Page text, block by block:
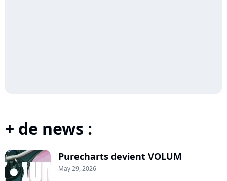
+ de news :
Purecharts devient VOLUM
May 29, 2026